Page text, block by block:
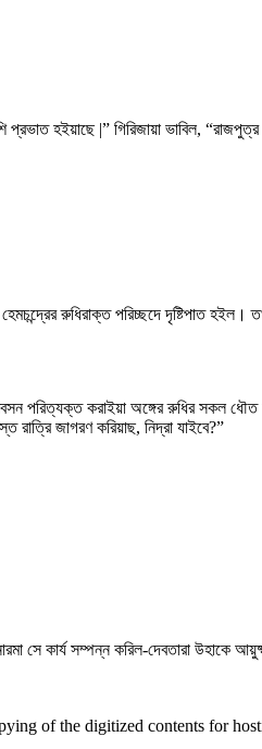
হইয়াছে |” গিরিজায়া ভাবিল,
রুধিরাক্ত পরিচ্ছদে দৃষ্টিপাত
পরিত্যক্ত করাইয়া অঙ্গের রুধির সকল
রাত্রি জাগরণ করিয়াছ, নিদ্রা যাইবে?”
সে কার্য সম্পন্ন করিল-দেবতারা উহাকে
of the digitized contents for